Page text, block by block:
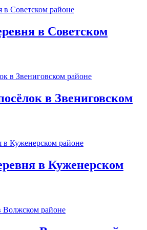
в Советском
в Звениговском
в Куженерском